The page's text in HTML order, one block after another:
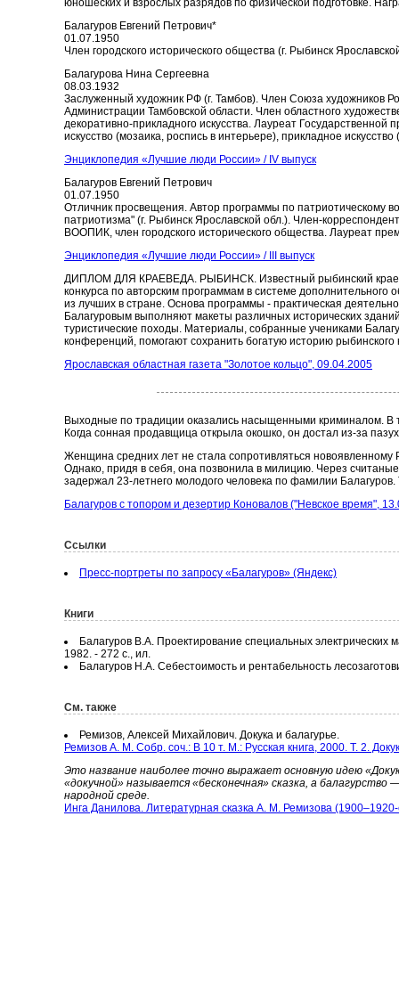
юношеских и взрослых разрядов по физической подготовке.
Балагуров Евгений Петрович*
01.07.1950
Член городского исторического общества (г. Рыбинск
Балагурова Нина Сергеевна
08.03.1932
Заслуженный художник РФ (г. Тамбов). Член Союза художников
Администрации Тамбовской области. Член областного
декоративно-прикладного искусства. Лауреат
искусство (мозаика, роспись в интерьере), прикладное
Энциклопедия «Лучшие люди России» / IV выпуск
Балагуров Евгений Петрович
01.07.1950
Отличник просвещения. Автор программы по патриотическому
патриотизма" (г. Рыбинск Ярославской обл.). Член-
ВООПИК, член городского исторического общества. Лауреат
Энциклопедия «Лучшие люди России» / III выпуск
ДИПЛОМ ДЛЯ КРАЕВЕДА. РЫБИНСК. Известный рыбинский
конкурса по авторским программам в системе
из лучших в стране. Основа программы - практическая
Балагуровым выполняют макеты различных исторических
туристические походы. Материалы, собранные учениками
конференций, помогают сохранить богатую историю рыбинского
Ярославская областная газета "Золотое кольцо", 09.04.2005
Выходные по традиции оказались насыщенными криминалом. В
Когда сонная продавщица открыла окошко, он достал из-за
Женщина средних лет не стала сопротивляться новоявленному
Однако, придя в себя, она позвонила в милицию. Через
задержал 23-летнего молодого человека по фамилии
Балагуров с топором и дезертир Коновалов ("Невское время",
Ссылки
Пресс-портреты по запросу «Балагуров» (Яндекс)
Книги
Балагуров В.А. Проектирование специальных
1982. - 272 с., ил.
Балагуров Н.А. Себестоимость и рентабельность
См. также
Ремизов, Алексей Михайлович. Докука и балагурье.
Ремизов А. М. Собр. соч.: В 10 т. М.: Русская книга, 2000. Т. 2.
Это название наиболее точно выражает основную идею
«докучной» называется «бесконечная» сказка, а
народной среде.
Инга Данилова. Литературная сказка А. М. Ремизова